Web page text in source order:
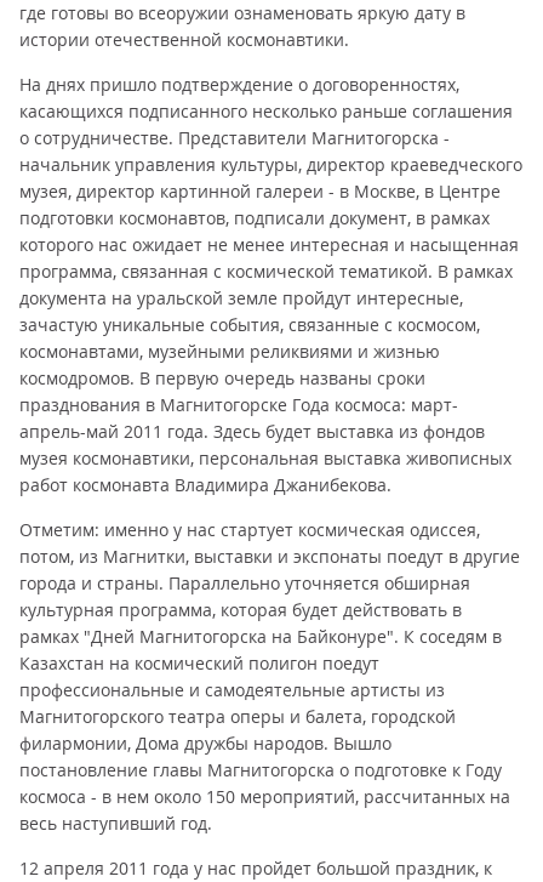
где готовы во всеоружии ознаменовать яркую дату в
истории отечественной космонавтики.
На днях пришло подтверждение о договоренностях,
касающихся подписанного несколько раньше соглашения
о сотрудничестве. Представители Магнитогорска -
начальник управления культуры, директор краеведческого
музея, директор картинной галереи - в Москве, в Центре
подготовки космонавтов, подписали документ, в рамках
которого нас ожидает не менее интересная и насыщенная
программа, связанная с космической тематикой. В рамках
документа на уральской земле пройдут интересные,
зачастую уникальные события, связанные с космосом,
космонавтами, музейными реликвиями и жизнью
космодромов. В первую очередь названы сроки
празднования в Магнитогорске Года космоса: март-
апрель-май 2011 года. Здесь будет выставка из фондов
музея космонавтики, персональная выставка живописных
работ космонавта Владимира Джанибекова.
Отметим: именно у нас стартует космическая одиссея,
потом, из Магнитки, выставки и экспонаты поедут в другие
города и страны. Параллельно уточняется обширная
культурная программа, которая будет действовать в
рамках "Дней Магнитогорска на Байконуре". К соседям в
Казахстан на космический полигон поедут
профессиональные и самодеятельные артисты из
Магнитогорского театра оперы и балета, городской
филармонии, Дома дружбы народов. Вышло
постановление главы Магнитогорска о подготовке к Году
космоса - в нем около 150 мероприятий, рассчитанных на
весь наступивший год.
12 апреля 2011 года у нас пройдет большой праздник, к